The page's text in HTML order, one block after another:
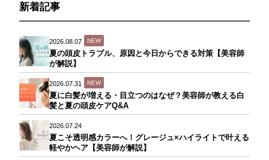
新着記事
2026.08.07 NEW
夏の頭皮トラブル、原因と今日からできる対策【美容師
が解説】
2026.07.31 NEW
夏に白髪が増える・目立つのはなぜ？美容師が教える白
髪と夏の頭皮ケアQ&A
2026.07.24
夏こそ透明感カラーへ！グレージュ×ハイライトで叶える
軽やかヘア【美容師が解説】